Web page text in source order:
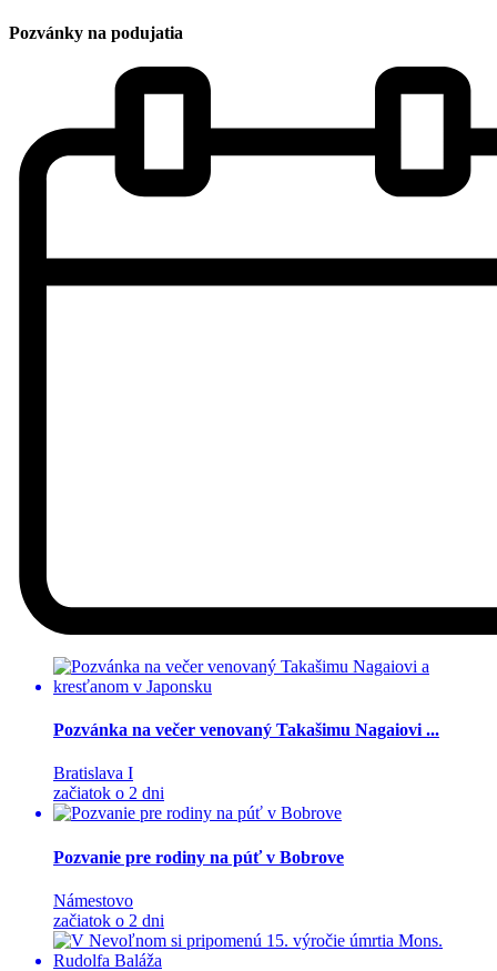
Pozvánky na podujatia
Pozvánka na večer venovaný Takašimu Nagaiovi ...
Bratislava I
začiatok o 2 dni
Pozvanie pre rodiny na púť v Bobrove
Námestovo
začiatok o 2 dni